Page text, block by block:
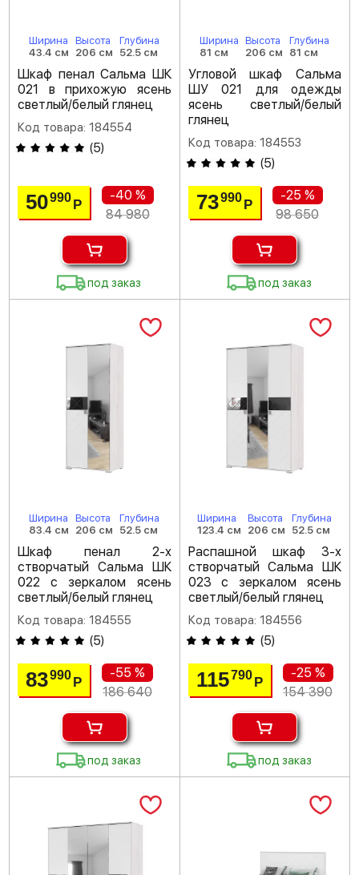
Ширина
43.4 см
Высота
206 см
Глубина
52.5 см
Шкаф пенал Сальма ШК
021 в прихожую ясень
светлый/белый глянец
Код товара: 184554
(5)
50990Р
-40 %
84 980
под заказ
Ширина
81 см
Высота
206 см
Глубина
81 см
Угловой шкаф Сальма
ШУ 021 для одежды
ясень светлый/белый
глянец
Код товара: 184553
(5)
73990 Р
-25 %
98 650
под заказ
Ширина
83.4 см
Высота
206 см
Глубина
52.5 см
Шкаф пенал 2-х
створчатый Сальма ШК
022 с зеркалом ясень
светлый/белый глянец
Код товара: 184555
(5)
83990Р
-55 %
186 640
под заказ
Ширина
123.4 см
Высота
206 см
Глубина
52.5 см
Распашной шкаф 3-х
створчатый Сальма ШК
023 с зеркалом ясень
светлый/белый глянец
Код товара: 184556
(5)
115790 Р
-25 %
154 390
под заказ